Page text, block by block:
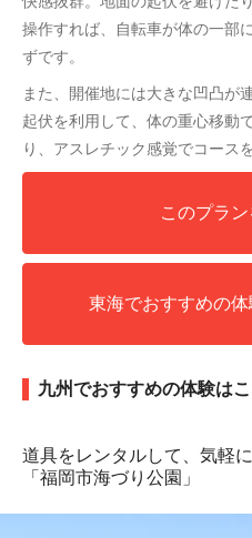
操作すれば、自転車が体の一部
ずです。
また、開催地には大きな凹凸が
起伏を利用して、体の重心移動
り、アスレチック感覚でコース
このプラ
東海でおすすめの
九州でおすすめの体験は
道具をレンタルして、気軽
「福岡市海づり公園」